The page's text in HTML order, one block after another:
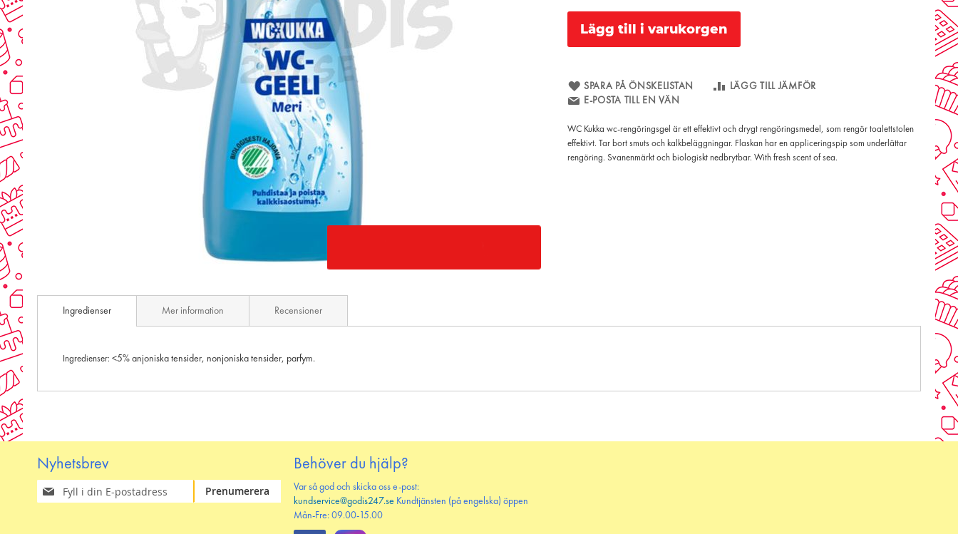
to
Lägg till i varukorgen
SPARA PÅ ÖNSKELISTAN
LÄGG TILL JÄMFÖR
E-POSTA TILL EN VÄN
WC Kukka wc-rengöringsgel är ett effektivt och drygt rengöringsmedel, som rengör toalettstolen
effektivt. Tar bort smuts och kalkbeläggningar. Flaskan har en appliceringspip som underlättar
rengöring. Svanenmärkt och biologiskt nedbrytbar. With fresh scent of sea.
Ingredienser
Ingredienser: <5% anjoniska tensider, nonjoniska tensider, parfym.
Mer information Recensioner
Nyhetsbrev
Prenumerera
på
Prenumerera
Behöver du hjälp?
Var så god och skicka oss e-post:
kundservice@godis247.se Kundtjänsten (på engelska) öppen
Mån-Fre: 09.00-15.00